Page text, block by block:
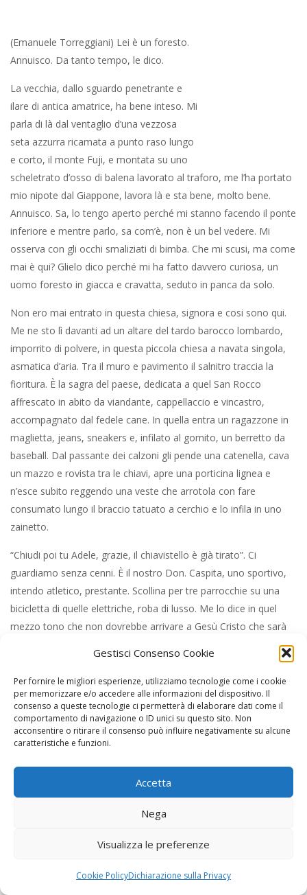
Gestisci Consenso Cookie
Per fornire le migliori esperienze, utilizziamo tecnologie come i cookie
per memorizzare e/o accedere alle informazioni del dispositivo. Il
consenso a queste tecnologie ci permetterà di elaborare dati come il
comportamento di navigazione o ID unici su questo sito. Non
acconsentire o ritirare il consenso può influire negativamente su alcune
caratteristiche e funzioni.
Accetta
Nega
Visualizza le preferenze
Cookie PolicyDichiarazione sulla Privacy
“Chiudi poi tu Adele, grazie, il chiavistello è già tirato”. Ci
intendo atletico, prestante. Scollina per tre parrocchie su una
bicicletta di quelle elettriche, roba di lusso. Me lo dice in quel
mezzo tono che non dovrebbe arrivare a Gesù Cristo che sarà
pur lì, perlomeno in transito. No ma gliel’ha regalata il, e mi fa un
cognome. Non so chi sia. “Eggià, dimenticavo, lei non è di qua…
il”, e ripete il cognome, c’ha una azienda di robe per elettronica,
lavora quasi tutto con l’America. E gli ha comprato le bicicletta al
vostro Don. Embé sono molto sportivi, sono amici, si intende e
comunque sa, adesso va così, in fin dei conti i preti sono
sempre uomini, chi più chi meno, se ce la vogliamo dire tutta,
non sarà certo… E lascia lì, la vecchia, consapevole che la
sodomia è arte.
Ottimo, adesso vado a vedere la fiera. Che mi dia retta, non c’è
più niente da vedere. La bancarelle sono tutte uguali, le stesse
cose che trova dappertutto, il mangiare anche, che se poi va su
al Famila o al Carrefour trova non dico a metà prezzo ma quasi,
è così. Ci alziamo. Usciamo sul sagrato dove il muschio
abbozzola il ciottolato. Ristagna il greve dell’olio strinato per le
frittelle. Per una chiedono cinque euro, ma questi qui sono
matti. E dà uno strattone al portoncino simo allo scatto. È da
mettere a posto, una qualche volta si rompe, ma chi lo fa? E
una volta, quando lei signora Adele era giovane? Eh, una volta.
Se le dico che quasi non si dormiva di notte per la festa, già la
mattina venivano con i buoi, le vacche, i manzi, i vitelli, gli asini e
i cavalli, poi i pecorai e i mazzolari con salami e salsicce e
sottolio e quelli degli scampoli, sa cosa sono gli scampoli?
annuisco. E i pellai e i vinai. E ce n’era per tutto il giorno e gli
stagnari e gli straccivendoli e ce n’era. Ce n’era. Ma adesso chi l’è
che non ha queste robe qui. Tutti ce li hanno. E poi quella era
più nessuno. L’ha visto anche lei, il giorno di San Rocco nella
“Io ho ottantacinque anni e posso dire quello che dico. Beh, è
venuto anche il Don. Ma sì, l’è venuto a prendere lo zaino. Ormai
anche per loro è un mestiere come in Posta in Comune in
ci credono, non discuto, ma non lo so. È finito un mondo. Io ho
chiuso e vado a casa. Morta io chi viene qui per aprire e
chiudere? Beh, si arrangeranno”.
scarpe, sandali, ciabatte, pigiami, gonne, camicette… borse,
borsette, cinture, portafogli, scarpe, sandali, ciabatte, pigiami,